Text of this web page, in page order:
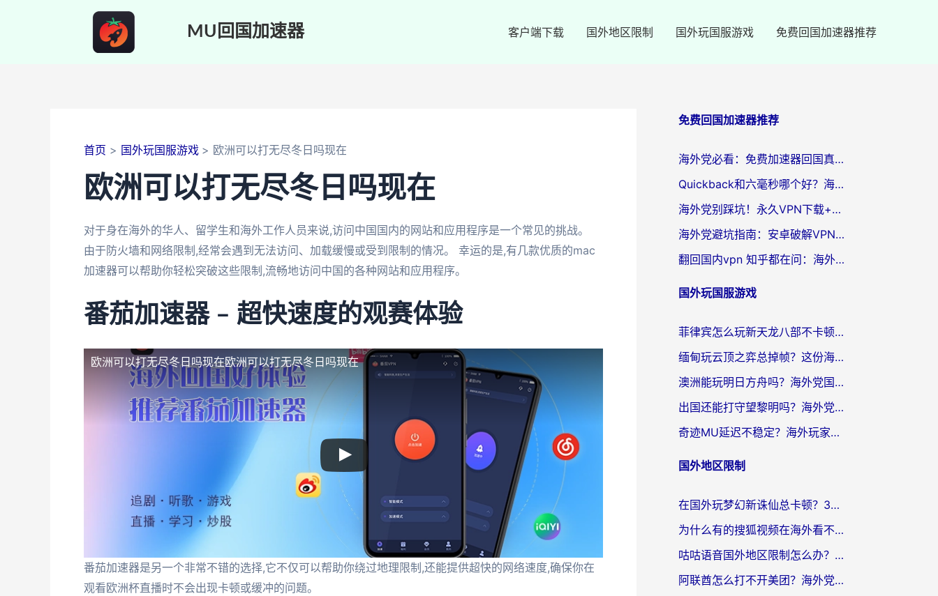
MU回国加速器 客户端下载 国外地区限制 国外玩国服游戏 免费回国加速器推荐
首页 国外玩国服游戏 欧洲可以打无尽冬日吗现在
欧洲可以打无尽冬日吗现在
对于身在海外的华人、留学生和海外工作人员来说,访问中国国内的网站和应用程序是一个常见的挑战。
由于防火墙和网络限制,经常会遇到无法访问、加载缓慢或受到限制的情况。 幸运的是,有几款优质的mac
加速器可以帮助你轻松突破这些限制,流畅地访问中国的各种网站和应用程序。
番茄加速器 – 超快速度的观赛体验
欧洲可以打无尽冬日吗现在欧洲可以打无尽冬日吗现在
番茄加速器是另一个非常不错的选择,它不仅可以帮助你绕过地理限制,还能提供超快的网络速度,确保你在
观看欧洲杯直播时不会出现卡顿或缓冲的问题。
免费回国加速器推荐
海外党必看：免费加速器回国真的靠谱吗？3步教你选到好用的归雁替代
Quickback和六毫秒哪个好？海外党亲测：选对回国加速器，无缝刷剧办公不再愁
海外党别踩坑！永久VPN下载+回国加速器选择指南，无缝刷国内剧游戏支付
海外党避坑指南：安卓破解VPN真的靠谱吗？教你选对回国加速器无缝刷国内资源
翻回国内vpn 知乎都在问：海外党如何选对加速器，无缝刷剧打游戏？
国外玩国服游戏
菲律宾怎么玩新天龙八部不卡顿？海外党国服游戏加速器终极指南（附欧洲国外玩家实测）
缅甸玩云顶之弈总掉帧？这份海外玩家专属加速器攻略帮你上分
澳洲能玩明日方舟吗？海外党国服游戏畅玩终极指南（附实用加速器选择技巧）
出国还能打守望黎明吗？海外党国服游戏不卡顿的终极解法
奇迹MU延迟不稳定？海外玩家国服游戏加速器终极指南：从卡顿到丝滑的秘密
国外地区限制
在国外玩梦幻新诛仙总卡顿？3个实用技巧解决海外党痛点（附回国加速器选择指南）
为什么有的搜狐视频在海外看不了呢？留学生亲测有效的回国加速攻略
咕咕语音国外地区限制怎么办？海外党必备的回国加速器选择指南（附音悦Tai、搜狐视频解决妙招）
阿联酋怎么打不开美团？海外党必备：3步解决回国追剧、看球、刷B站的全部烦恼